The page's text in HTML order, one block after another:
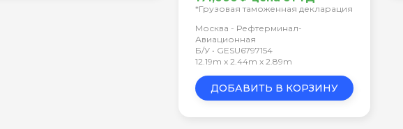
*Грузовая таможенная декларация
Москва - Рефтерминал-
Авиационная
Б/У • GESU6797154
12.19m x 2.44m x 2.89m
ДОБАВИТЬ В КОРЗИНУ